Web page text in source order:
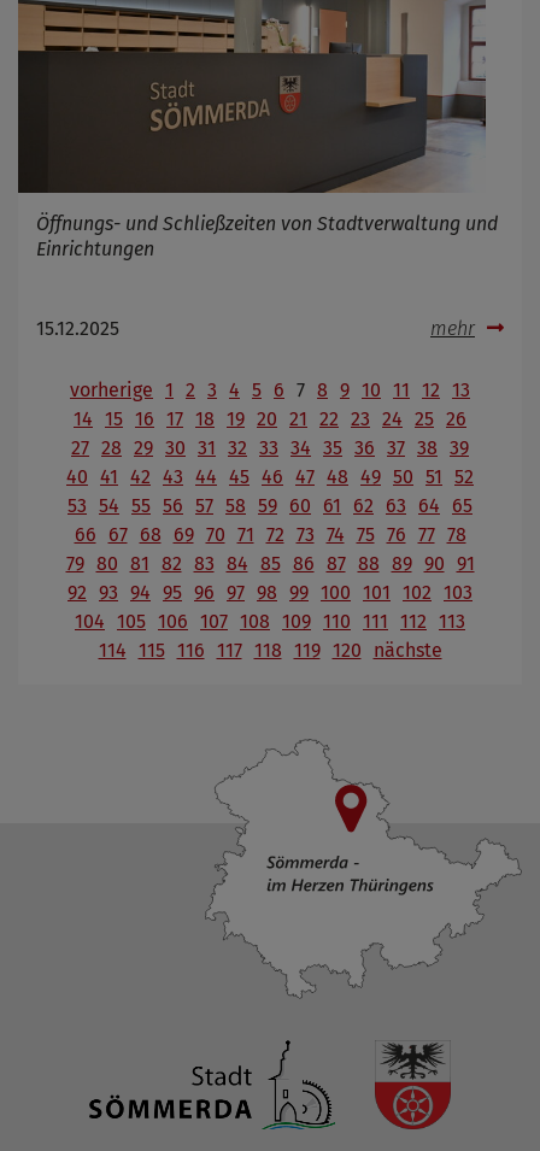
Öffnungs- und Schließzeiten von Stadtverwaltung und
Einrichtungen
15.12.2025 mehr
vorherige 1 2 3 4 5 6 7 8 9 10 11 12 13
14 15 16 17 18 19 20 21 22 23 24 25 26
27 28 29 30 31 32 33 34 35 36 37 38 39
40 41 42 43 44 45 46 47 48 49 50 51
52
53 54 55 56 57 58 59 60 61 62 63 64
65
66
67 68 69 70 71 72 73 74 75 76 77 78
79 80 81 82 83 84 85 86 87 88 89 90 91
92 93 94 95 96 97 98 99 100 101 102 103
104 105 106 107 108 109 110 111 112 113
114 115 116 117 118 119 120 nächste